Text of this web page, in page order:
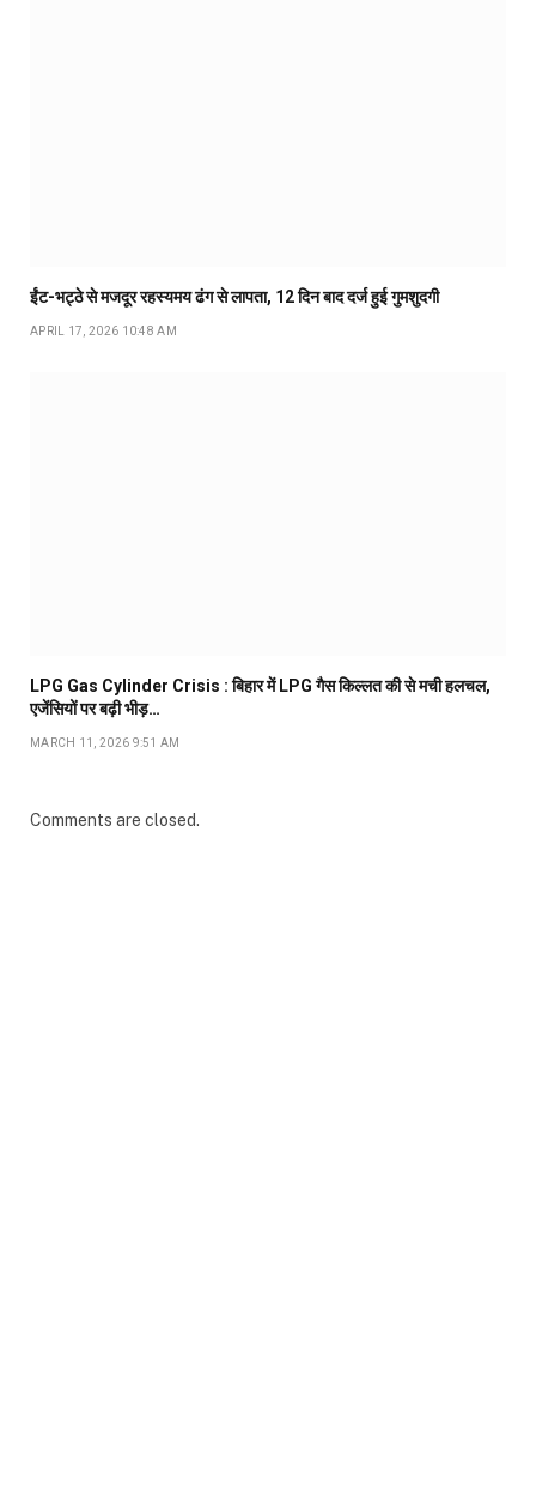
ईंट-भट्ठे से मजदूर रहस्यमय ढंग से लापता, 12 दिन बाद दर्ज हुई गुमशुदगी
APRIL 17, 2026 10:48 AM
LPG Gas Cylinder Crisis : बिहार में LPG गैस किल्लत की से मची हलचल,
एजेंसियों पर बढ़ी भीड़…
MARCH 11, 2026 9:51 AM
Comments are closed.